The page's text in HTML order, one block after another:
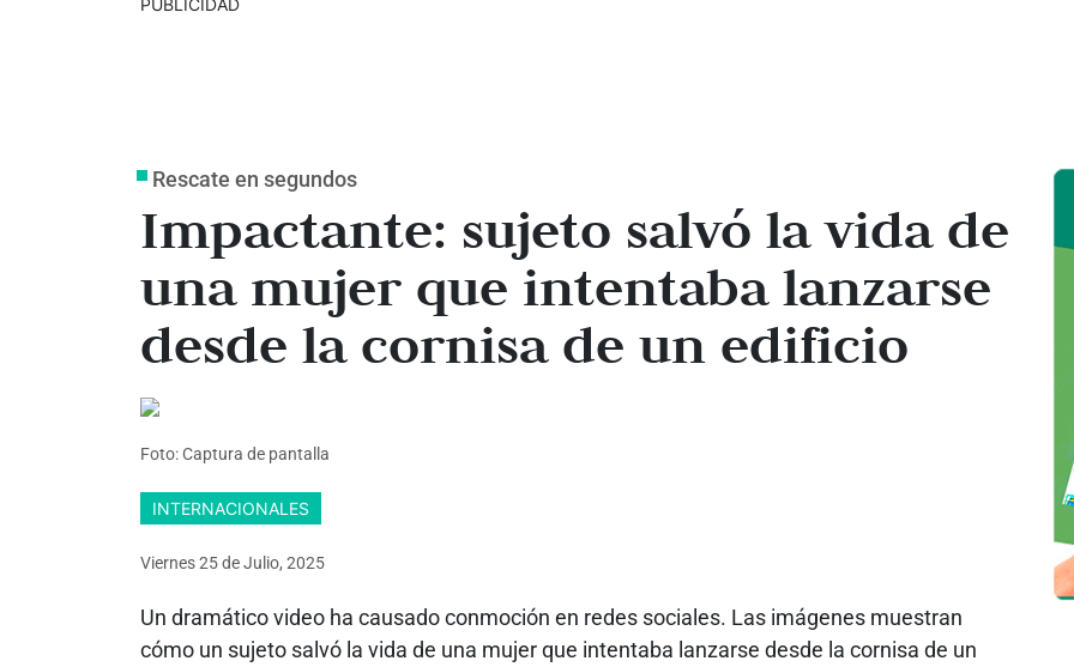
Rescate en segundos
Impactante: sujeto salvó la vida de
una mujer que intentaba lanzarse
desde la cornisa de un edificio
Foto: Captura de pantalla
INTERNACIONALES
Viernes 25deJulio, 2025
Un dramático video ha causado conmoción en redes sociales. Las imágenes muestran
cómo un sujeto salvó la vida de una mujer que intentaba lanzarse desde la cornisa de un